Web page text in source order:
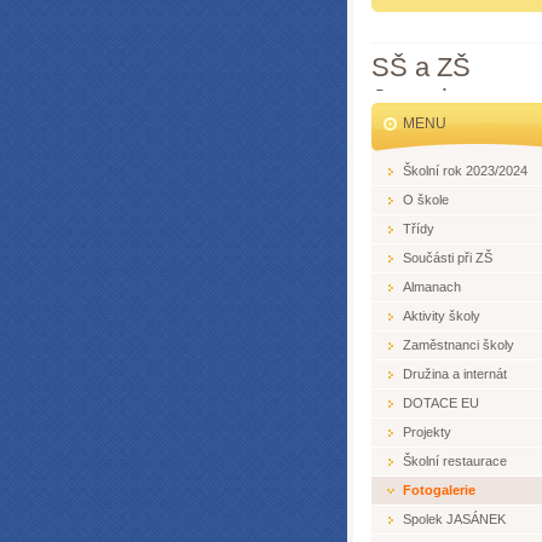
SŠ a ZŠ
Jesenice
MENU
Školní rok 2023/2024
O škole
Třídy
Součásti při ZŠ
Almanach
Aktivity školy
Zaměstnanci školy
Družina a internát
DOTACE EU
Projekty
Školní restaurace
Fotogalerie
Spolek JASÁNEK